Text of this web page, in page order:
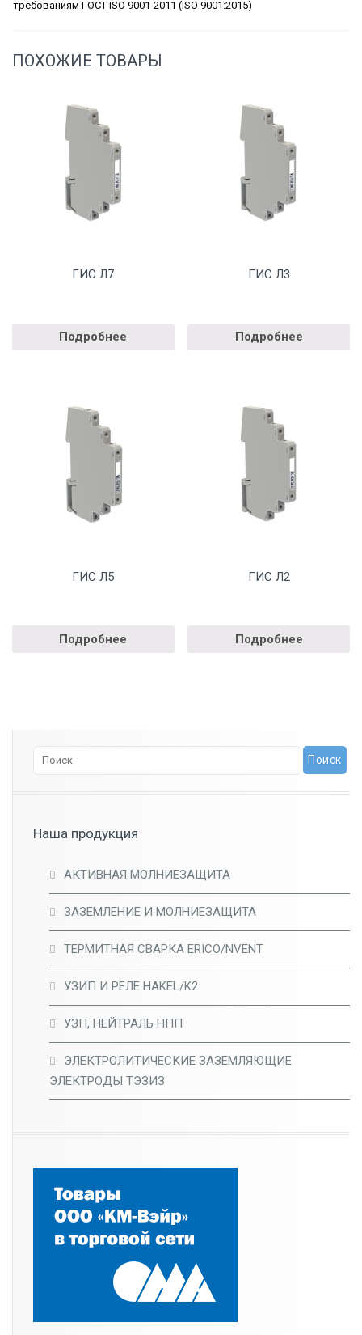
требованиям ГОСТ ISO 9001-2011 (ISO 9001:2015)
ПОХОЖИЕ ТОВАРЫ
ГИС Л7
Подробнее
ГИС Л3
Подробнее
ГИС Л5
Подробнее
ГИС Л2
Подробнее
Наша продукция
АКТИВНАЯ МОЛНИЕЗАЩИТА
ЗАЗЕМЛЕНИЕ И МОЛНИЕЗАЩИТА
ТЕРМИТНАЯ СВАРКА ERICO/NVENT
УЗИП И РЕЛЕ HAKEL/K2
УЗП, НЕЙТРАЛЬ НПП
ЭЛЕКТРОЛИТИЧЕСКИЕ ЗАЗЕМЛЯЮЩИЕ
ЭЛЕКТРОДЫ ТЭЗИЗ